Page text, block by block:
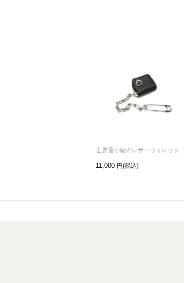
世界最小級のレザーウ
11,000